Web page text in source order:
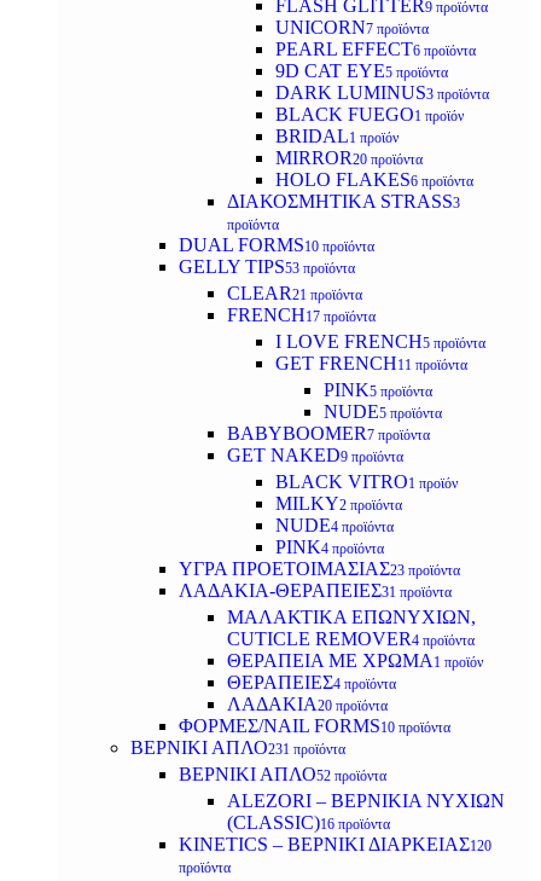
FLASH GLITTER9 προϊόντα
UNICORN7 προϊόντα
PEARL EFFECT6 προϊόντα
9D CAT EYE5 προϊόντα
DARK LUMINUS3 προϊόντα
BLACK FUEGO1 προϊόν
BRIDAL1 προϊόν
MIRROR20 προϊόντα
HOLO FLAKES6 προϊόντα
ΔΙΑΚΟΣΜΗΤΙΚΑ STRASS3
προϊόντα
DUAL FORMS10 προϊόντα
GELLY TIPS53 προϊόντα
CLEAR21 προϊόντα
FRENCH17 προϊόντα
I LOVE FRENCH5 προϊόντα
GET FRENCH11 προϊόντα
PINK5 προϊόντα
NUDE5 προϊόντα
BABYBOOMER7 προϊόντα
GET NAKED9 προϊόντα
BLACK VITRO1 προϊόν
MILKY2 προϊόντα
NUDE4 προϊόντα
PINK4 προϊόντα
ΥΓΡΑ ΠΡΟΕΤΟΙΜΑΣΙΑΣ23 προϊόντα
ΛΑΔΑΚΙΑ-ΘΕΡΑΠΕΙΕΣ31 προϊόντα
ΜΑΛΑΚΤΙΚΑ ΕΠΩΝΥΧΙΩΝ,
CUTICLE REMOVER4 προϊόντα
ΘΕΡΑΠΕΙΑ ΜΕ ΧΡΩΜΑ 1 προϊόν
ΘΕΡΑΠΕΙΕΣ4 προϊόντα
ΛΑΔΑΚΙΑ20 προϊόντα
ΦΟΡΜΕΣ/NAIL FORMS10 προϊόντα
ΒΕΡΝΙΚΙ ΑΠΛΟ231 προϊόντα
ΒΕΡΝΙΚΙ ΑΠΛΟ52 προϊόντα
ALEZORI – ΒΕΡΝΙΚΙΑ ΝΥΧΙΩΝ
(CLASSIC)16 προϊόντα
KINETICS – ΒΕΡΝΙΚΙ ΔΙΑΡΚΕΙΑΣ120
προϊόντα